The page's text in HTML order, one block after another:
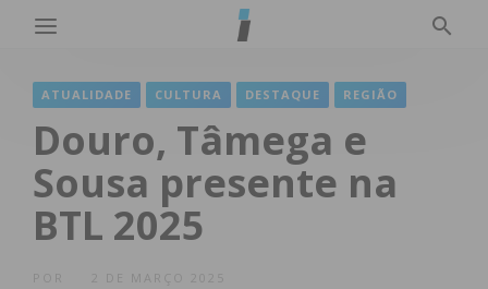
ATUALIDADE CULTURA DESTAQUE REGIÃO
Douro, Tâmega e
Sousa presente na
BTL 2025
2 DE MARÇO 2025